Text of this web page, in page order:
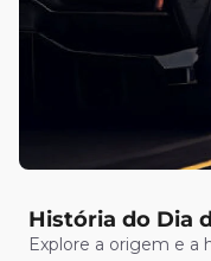
História do Dia
Explore a origem e a